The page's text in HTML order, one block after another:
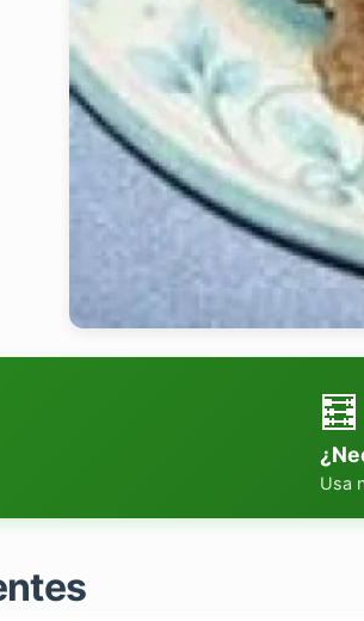
🧮
Usa